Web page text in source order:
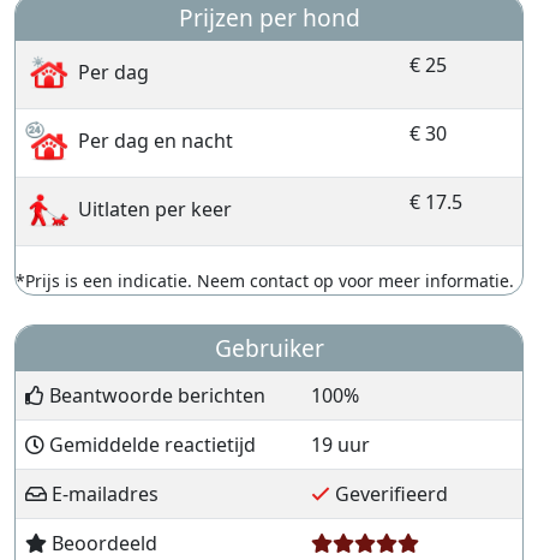
Prijzen per hond
Per dag € 25
Per dag en nacht € 30
Uitlaten per keer € 17.5
*Prijs is een indicatie. Neem contact op voor meer informatie.
Gebruiker
Beantwoorde berichten
100%
Gemiddelde reactietijd
19 uur
E-mailadres
Geverifieerd
Beoordeeld